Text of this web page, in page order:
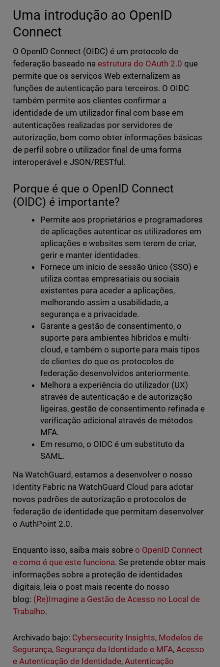
Uma introdução ao OpenID
Connect
O OpenID Connect (OIDC) é um protocolo de
federação baseado na estrutura do OAuth 2.0 que
permite que os serviços Web externalizem as
funções de autenticação para terceiros. O OIDC
também permite aos clientes confirmar a
identidade de um utilizador final com base em
autenticações realizadas por servidores de
autorização, bem como obter informações básicas
de perfil sobre o utilizador final de uma forma
interoperável e JSON/RESTful.
Porque é que o OpenID Connect
(OIDC) é importante?
Permite aos proprietários e programadores
de aplicações autenticar os utilizadores em
aplicações e websites sem terem de criar,
gerir e manter identidades.
Fornece um início de sessão único (SSO) e
utiliza contas empresariais ou sociais
existentes para aceder a aplicações,
melhorando assim a usabilidade, a
segurança e a privacidade.
Garante a gestão de consentimento, o
suporte para ambientes híbridos e multi-
cloud, e também o suporte para mais tipos
de clientes do que os protocolos de
federação desenvolvidos anteriormente.
Melhora a experiência do utilizador (UX)
através de autenticação e de autorização
ligeiras, gestão de consentimento refinada e
verificação adicional através de métodos
MFA.
Em resumo, o OIDC é um substituto da
SAML.
Na WatchGuard, estamos a desenvolver o nosso
Identity Fabric na WatchGuard Cloud para adotar
novos padrões de autorização e protocolos de
federação de identidade que permitam desenvolver
o AuthPoint 2.0.
Enquanto isso, saiba mais sobreo OpenID Connect
e como é que este funciona. Se pretende obter mais
informações sobre a proteção de identidades
digitais, leia o post mais recente do nosso
blog: (Re)Imagine a Gestão de Acesso no Local de
Trabalho.
Archivado bajo: Cybersecurity Insights, Modelos de
Segurança, Segurança da Identidade e MFA,Acesso
e Autenticação de Identidade, Autenticação